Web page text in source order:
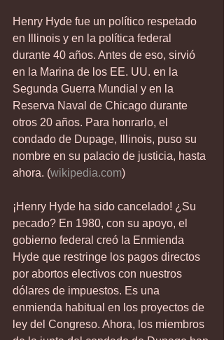
Henry Hyde fue un político respetado
en Illinois y en la política federal
durante 40 años. Antes de eso, sirvió
en la Marina de los EE. UU. en la
Segunda Guerra Mundial y en la
Reserva Naval de Chicago durante
otros 20 años. Para honrarlo, el
condado de Dupage, Illinois, puso su
nombre en su palacio de justicia, hasta
ahora. (wikipedia.com)
¡Henry Hyde ha sido cancelado! ¿Su
pecado? En 1980, con su apoyo, el
gobierno federal creó la Enmienda
Hyde que restringe los pagos directos
por abortos electivos con nuestros
dólares de impuestos. Es una
enmienda habitual en los proyectos de
ley del Congreso. Ahora, los miembros